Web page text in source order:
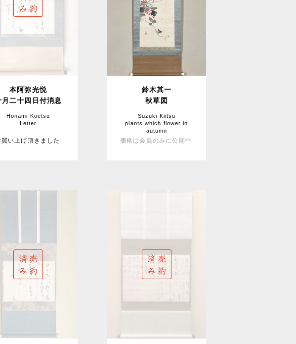
本阿弥光悦
月二十四日付消息
Honami Koetsu
Letter
買い上げ頂きました
鈴木其一
秋草図
Suzuki Kiitsu
plants which flower in
autumn
価格は会員のみに公開中